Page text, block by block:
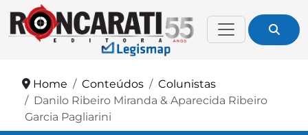
Home Conteúdos
Colunistas
Danilo Ribeiro Miranda & Aparecida Ribeiro
Garcia Pagliarini